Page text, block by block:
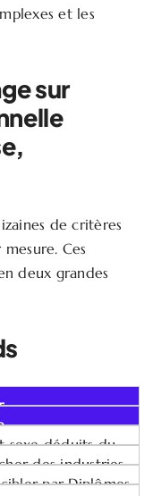
et les
sur
de critères
Ces
deux grandes
sexe déduits du
des industries
etc.).
par Diplômes